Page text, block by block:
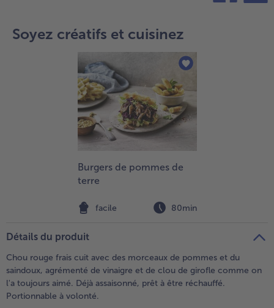
Soyez créatifs et cuisinez
Burgers de pommes de
terre
facile 80min
Détails du produit
Chou rouge frais cuit avec des morceaux de pommes et du
saindoux, agrémenté de vinaigre et de clou de girofle comme on
l'a toujours aimé. Déjà assaisonné, prêt à être réchauffé.
Portionnable à volonté.